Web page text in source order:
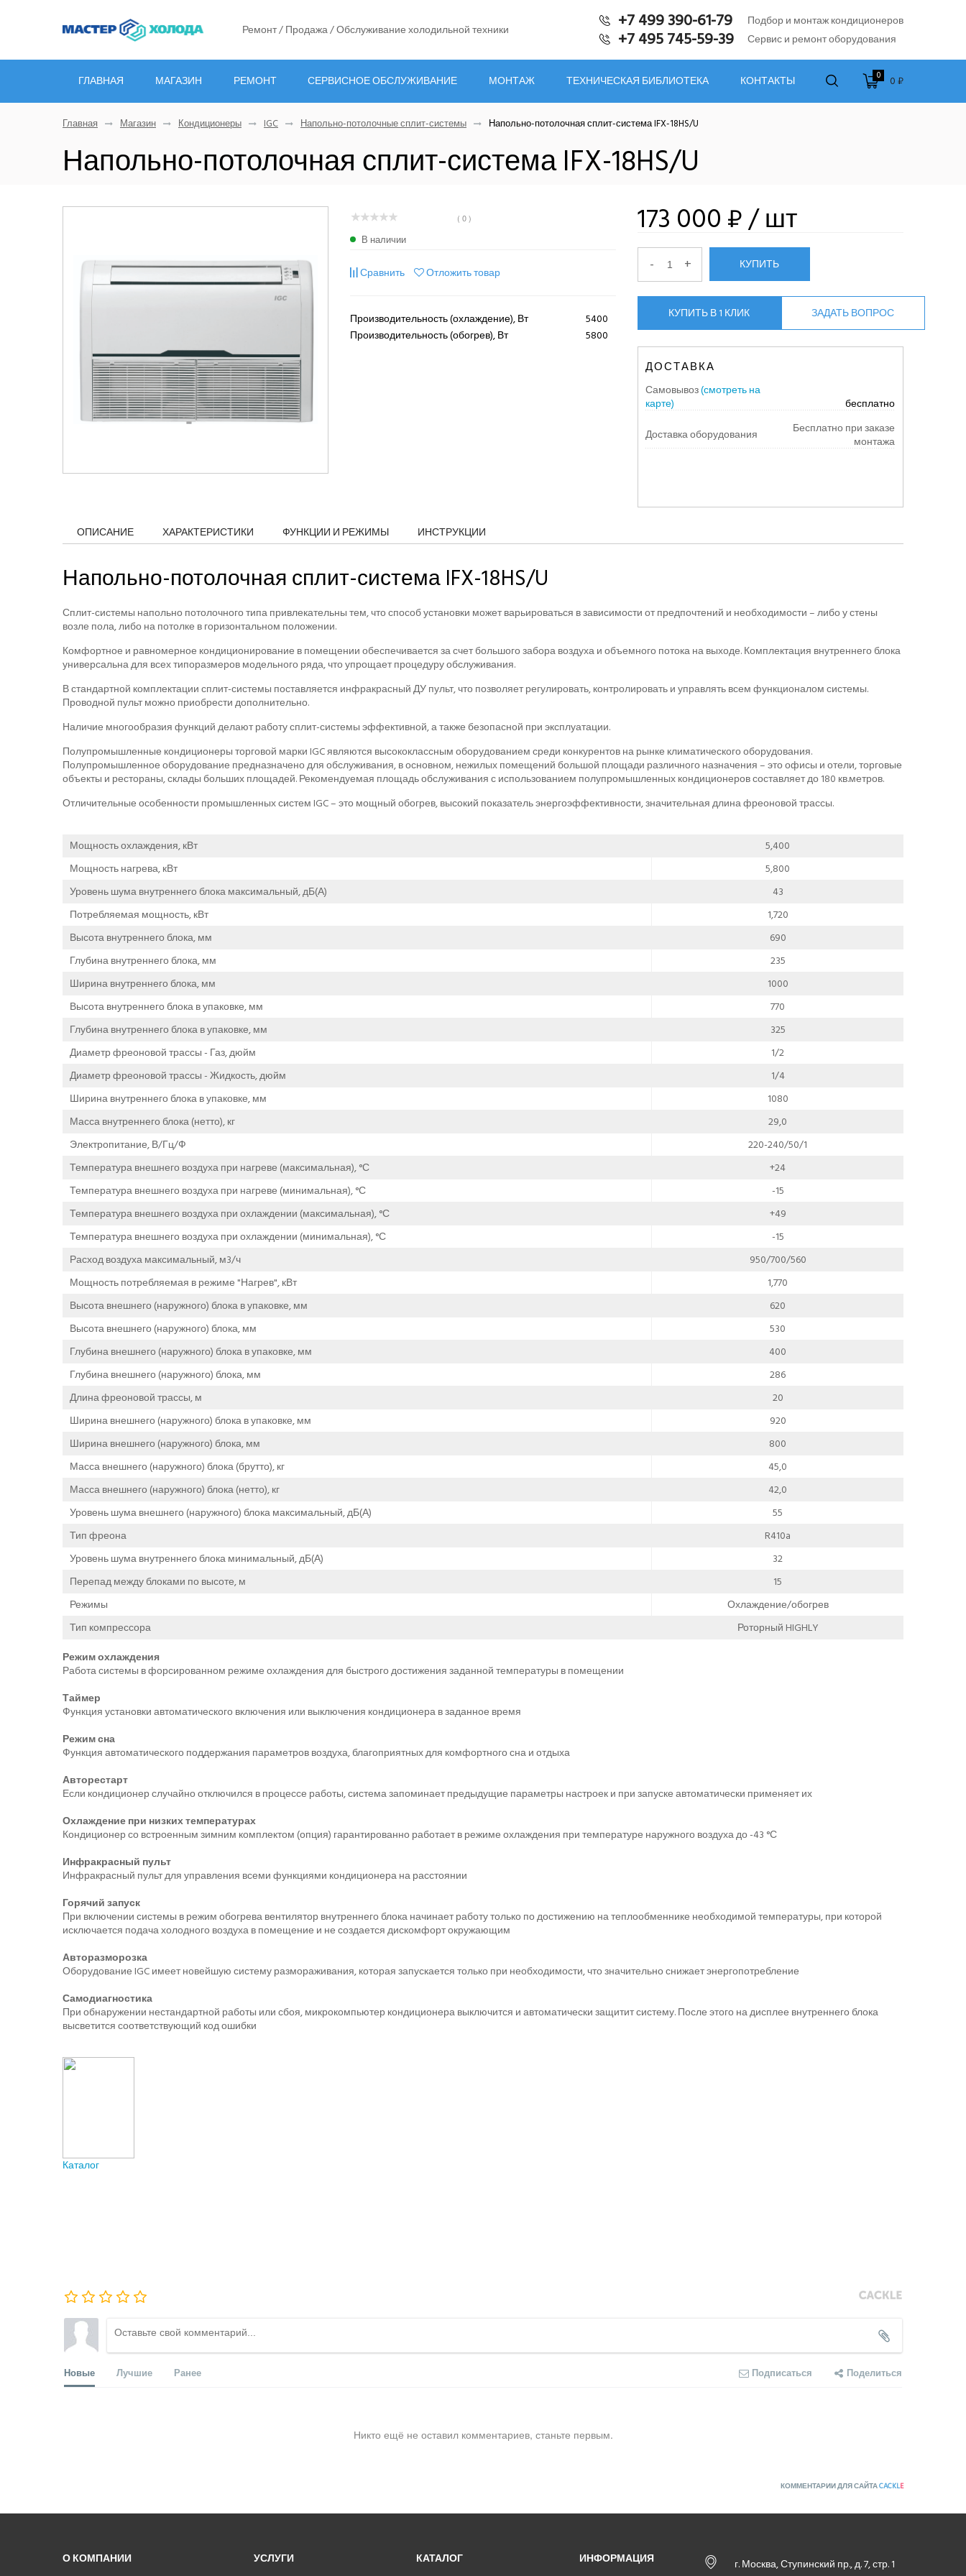
Ремонт / Продажа / Обслуживание холодильной техники +7 499 390-61-79 Подбор и монтаж кондиционеров
+7 495 745-59-39 Сервис и ремонт оборудования
ГЛАВНАЯ МАГАЗИН РЕМОНТ СЕРВИСНОЕ ОБСЛУЖИВАНИЕ МОНТАЖ ТЕХНИЧЕСКАЯ БИБЛИОТЕКА КОНТАКТЫ 0 0 ₽
Главная Магазин Кондиционеры IGC Напольно-потолочные сплит-системы Напольно-потолочная сплит-система IFX-18HS/U
Напольно-потолочная сплит-система IFX-18HS/U
( 0 )
В наличии
Сравнить Отложить товар
Производительность (охлаждение), Вт
5400
Производительность (обогрев), Вт
5800
173 000 ₽/ шт
- + КУПИТЬ
КУПИТЬ В 1 КЛИК ЗАДАТЬ ВОПРОС
ДОСТАВКА
Самовывоз(смотреть на
карте)
бесплатно
Доставка оборудования
Бесплатно при заказе
монтажа
ОПИСАНИЕ ХАРАКТЕРИСТИКИ ФУНКЦИИ И РЕЖИМЫ ИНСТРУКЦИИ
Напольно-потолочная сплит-система IFX-18HS/U
Сплит-системы напольно потолочного типа привлекательны тем, что способ установки может варьироваться в зависимости от предпочтений и необходимости – либо у стены
возле пола, либо на потолке в горизонтальном положении.
Комфортное и равномерное кондиционирование в помещении обеспечивается за счет большого забора воздуха и объемного потока на выходе. Комплектация внутреннего блока
универсальна для всех типоразмеров модельного ряда, что упрощает процедуру обслуживания.
В стандартной комплектации сплит-системы поставляется инфракрасный ДУ пульт, что позволяет регулировать, контролировать и управлять всем функционалом системы.
Проводной пульт можно приобрести дополнительно.
Наличие многообразия функций делают работу сплит-системы эффективной, а также безопасной при эксплуатации.
Полупромышленные кондиционеры торговой марки IGC являются высококлассным оборудованием среди конкурентов на рынке климатического оборудования.
Полупромышленное оборудование предназначено для обслуживания, в основном, нежилых помещений большой площади различного назначения – это офисы и отели, торговые
объекты и рестораны, склады больших площадей. Рекомендуемая площадь обслуживания с использованием полупромышленных кондиционеров составляет до 180 кв.метров.
Отличительные особенности промышленных систем IGC – это мощный обогрев, высокий показатель энергоэффективности, значительная длина фреоновой трассы.
Мощность охлаждения, кВт
5,400
Мощность нагрева, кВт
5,800
Уровень шума внутреннего блока максимальный, дБ(А)
43
Потребляемая мощность, кВт
1,720
Высота внутреннего блока, мм
690
Глубина внутреннего блока, мм
235
Ширина внутреннего блока, мм
1000
Высота внутреннего блока в упаковке, мм
770
Глубина внутреннего блока в упаковке, мм
325
Диаметр фреоновой трассы - Газ, дюйм
1/2
Диаметр фреоновой трассы - Жидкость, дюйм
1/4
Ширина внутреннего блока в упаковке, мм
1080
Масса внутреннего блока (нетто), кг
29,0
Электропитание, В/Гц/Ф
220-240/50/1
Температура внешнего воздуха при нагреве (максимальная), °С
+24
Температура внешнего воздуха при нагреве (минимальная), °С
-15
Температура внешнего воздуха при охлаждении (максимальная), °С
+49
Температура внешнего воздуха при охлаждении (минимальная), °С
-15
Расход воздуха максимальный, м3/ч
950/700/560
Мощность потребляемая в режиме "Нагрев", кВт
1,770
Высота внешнего (наружного) блока в упаковке, мм
620
Высота внешнего (наружного) блока, мм
530
Глубина внешнего (наружного) блока в упаковке, мм
400
Глубина внешнего (наружного) блока, мм
286
Длина фреоновой трассы, м
20
Ширина внешнего (наружного) блока в упаковке, мм
920
Ширина внешнего (наружного) блока, мм
800
Масса внешнего (наружного) блока (брутто), кг
45,0
Масса внешнего (наружного) блока (нетто), кг
42,0
Уровень шума внешнего (наружного) блока максимальный, дБ(А)
55
Тип фреона
R410a
Уровень шума внутреннего блока минимальный, дБ(А)
32
Перепад между блоками по высоте, м
15
Режимы
Охлаждение/обогрев
Тип компрессора
Роторный HIGHLY
Режим охлаждения
Работа системы в форсированном режиме охлаждения для быстрого достижения заданной температуры в помещении
Таймер
Функция установки автоматического включения или выключения кондиционера в заданное время
Режим сна
Функция автоматического поддержания параметров воздуха, благоприятных для комфортного сна и отдыха
Авторестарт
Если кондиционер случайно отключился в процессе работы, система запоминает предыдущие параметры настроек и при запуске автоматически применяет их
Охлаждение при низких температурах
Кондиционер со встроенным зимним комплектом (опция) гарантированно работает в режиме охлаждения при температуре наружного воздуха до -43 °С
Инфракрасный пульт
Инфракрасный пульт для управления всеми функциями кондиционера на расстоянии
Горячий запуск
При включении системы в режим обогрева вентилятор внутреннего блока начинает работу только по достижению на теплообменнике необходимой температуры, при которой
исключается подача холодного воздуха в помещение и не создается дискомфорт окружающим
Авторазморозка
Оборудование IGC имеет новейшую систему размораживания, которая запускается только при необходимости, что значительно снижает энергопотребление
Самодиагностика
При обнаружении нестандартной работы или сбоя, микрокомпьютер кондиционера выключится и автоматически защитит систему. После этого на дисплее внутреннего блока
высветится соответствующий код ошибки
Каталог
Новые Лучшие Ранее Подписаться Поделиться
Никто ещё не оставил комментариев, станьте первым.
КОММЕНТАРИИ ДЛЯ САЙТАCACKLE
О КОМПАНИИ УСЛУГИ КАТАЛОГ ИНФОРМАЦИЯ г. Москва, Ступинский пр., д. 7, стр. 1